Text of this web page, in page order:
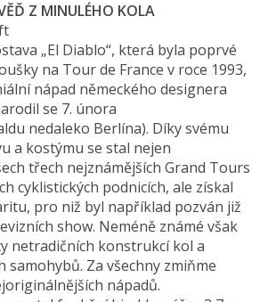
Z MINULÉHO KOLA
„El Diablo“, která byla poprvé
na Tour de France v roce 1993,
nápad německého designera
se 7. února
nedaleko Berlína). Díky svému
a kostýmu se stal nejen
třech nejznámějších Grand Tours
cyklistických podnicích, ale získal
pro niž byl například pozván již
show. Neméně známé však
netradičních konstrukcí kol a
samohybů. Za všechny zmiňme
nápadů.